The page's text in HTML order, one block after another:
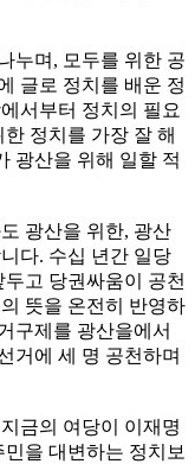
누며, 모두를 위한 공
글로 정치를 배운 정
서부터 정치의 필요
정치를 가장 잘 해
광산을 위해 일할 적
광산을 위한, 광산
다. 수십 년간 일당
고 당권싸움이 공천
뜻을 온전히 반영하
구제를 광산을에서
거에 세 명 공천하며
금의 여당이 이재명
을 대변하는 정치보